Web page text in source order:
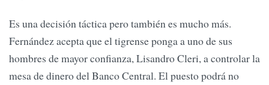
Es una decisión táctica pero también es mucho más.
Fernández acepta que el tigrense ponga a uno de sus
hombres de mayor confianza, Lisandro Cleri, a controlar la
mesa de dinero del Banco Central. El puesto podrá no